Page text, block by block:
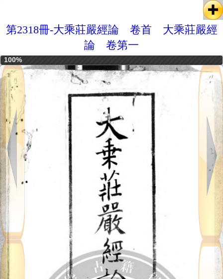
第2318冊-大乘莊嚴經論 卷首 大乘莊嚴經
論 卷第一
100%